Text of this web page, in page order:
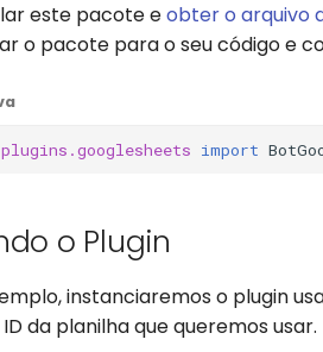
este pacote eobter o arquivo
o pacote para o seu código e
import
o Plugin
instanciaremos o plugin
da planilha que queremos usar.